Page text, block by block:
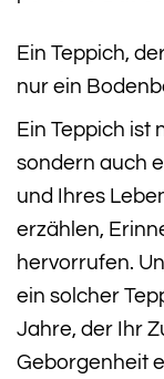
Ein Teppich,
nur ein
Ein Teppich ist
sondern auch
und Ihres
erzählen,
hervorrufen.
ein solcher
Jahre, der Ihr
Geborgenheit